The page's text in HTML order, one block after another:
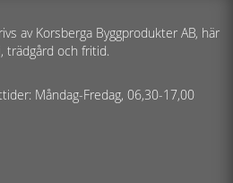
av Korsberga Byggprodukter AB, här
trädgård och fritid.
Måndag-Fredag, 06,30-17,00